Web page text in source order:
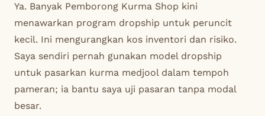
Ya. Banyak Pemborong Kurma Shop kini
menawarkan program dropship untuk peruncit
kecil. Ini mengurangkan kos inventori dan risiko.
Saya sendiri pernah gunakan model dropship
untuk pasarkan kurma medjool dalam tempoh
pameran; ia bantu saya uji pasaran tanpa modal
besar.